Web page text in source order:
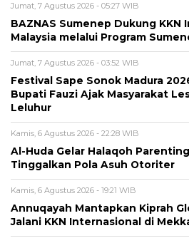
Jumat, 7 Agustus 2026 - 05:27 WIB
BAZNAS Sumenep Dukung KKN
Malaysia melalui Program
Jumat, 7 Agustus 2026 - 03:52 WIB
Festival Sape Sonok Madura
Bupati Fauzi Ajak Masyarakat
Leluhur
Kamis, 6 Agustus 2026 - 22:28 WIB
Al-Huda Gelar Halaqoh
Tinggalkan Pola Asuh Otoriter
Kamis, 6 Agustus 2026 - 19:21 WIB
Annuqayah Mantapkan Kiprah
Jalani KKN Internasional di